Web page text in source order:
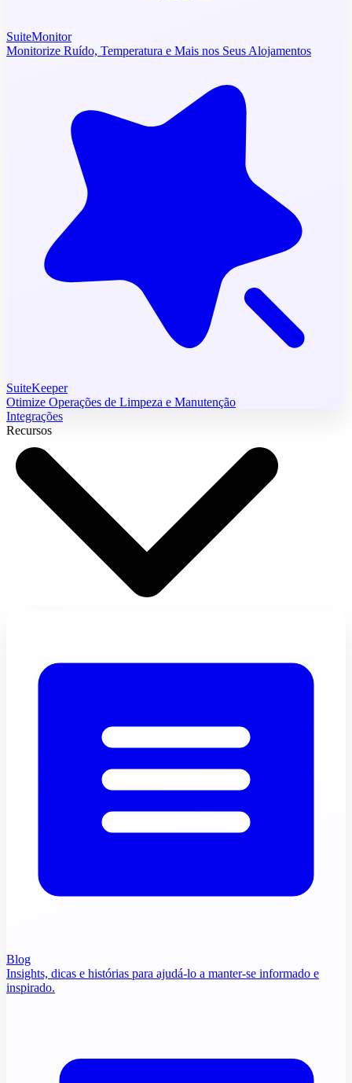
SuiteMonitor
Monitorize Ruído, Temperatura e Mais nos Seus Alojamentos
SuiteKeeper
Otimize Operações de Limpeza e Manutenção
Integrações
Recursos
Blog
Insights, dicas e histórias para ajudá-lo a manter-se informado e
inspirado.